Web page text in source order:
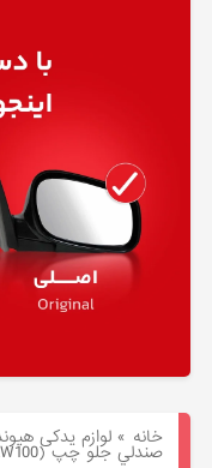
خانه »لوازم یدکی
صندلي جلو چپ (885402W100) هیوندای